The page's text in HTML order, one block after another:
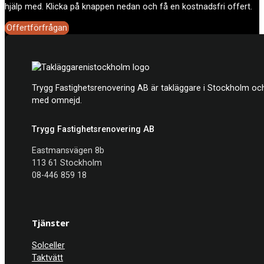
hjälp med. Klicka på knappen nedan och få en kostnadsfri offert.
Offertförfrågan
Trygg Fastighetsrenovering AB är takläggare i Stockholm
med omnejd.
Trygg Fastighetsrenovering AB
Eastmansvägen 8b
113 61 Stockholm
08-446 859 18
Tjänster
Solceller
Taktvätt